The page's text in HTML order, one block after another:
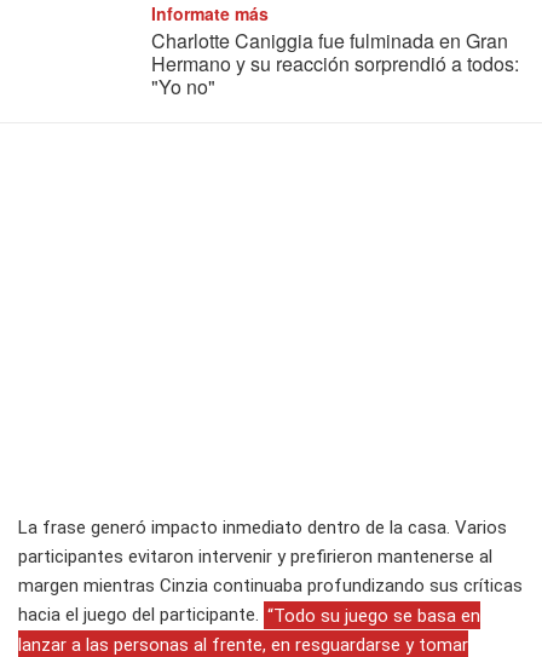
Informate más
Charlotte Caniggia fue fulminada en Gran
Hermano y su reacción sorprendió a todos:
"Yo no"
La frase generó impacto inmediato dentro de la casa. Varios
participantes evitaron intervenir y prefirieron mantenerse al
margen mientras Cinzia continuaba profundizando sus críticas
hacia el juego del participante. “Todo su juego se basa en
lanzar a las personas al frente, en resguardarse y tomar